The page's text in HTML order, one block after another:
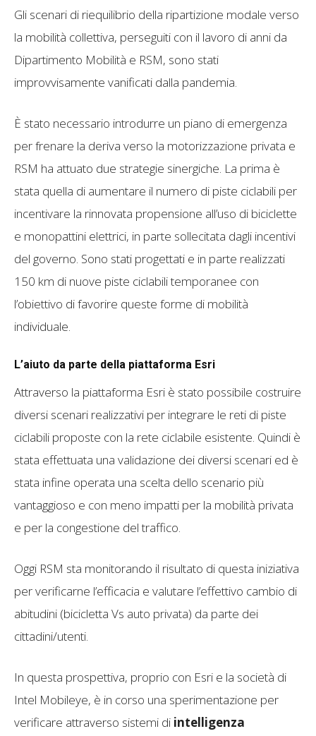
Gli scenari di riequilibrio della ripartizione modale verso
la mobilità collettiva, perseguiti con il lavoro di anni da
Dipartimento Mobilità e RSM, sono stati
improvvisamente vanificati dalla pandemia.
È stato necessario introdurre un piano di emergenza
per frenare la deriva verso la motorizzazione privata e
RSM ha attuato due strategie sinergiche. La prima è
stata quella di aumentare il numero di piste ciclabili per
incentivare la rinnovata propensione all’uso di biciclette
e monopattini elettrici, in parte sollecitata dagli incentivi
del governo. Sono stati progettati e in parte realizzati
150 km di nuove piste ciclabili temporanee con
l’obiettivo di favorire queste forme di mobilità
individuale.
L’aiuto da parte della piattaforma Esri
Attraverso la piattaforma Esri è stato possibile costruire
diversi scenari realizzativi per integrare le reti di piste
ciclabili proposte con la rete ciclabile esistente. Quindi è
stata effettuata una validazione dei diversi scenari ed è
stata infine operata una scelta dello scenario più
vantaggioso e con meno impatti per la mobilità privata
e per la congestione del traffico.
Oggi RSM sta monitorando il risultato di questa iniziativa
per verificarne l’efficacia e valutare l’effettivo cambio di
abitudini (bicicletta Vs auto privata) da parte dei
cittadini/utenti.
In questa prospettiva, proprio con Esri e la società di
Intel Mobileye, è in corso una sperimentazione per
verificare attraverso sistemi di intelligenza